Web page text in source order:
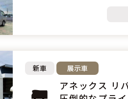
新車 展示車